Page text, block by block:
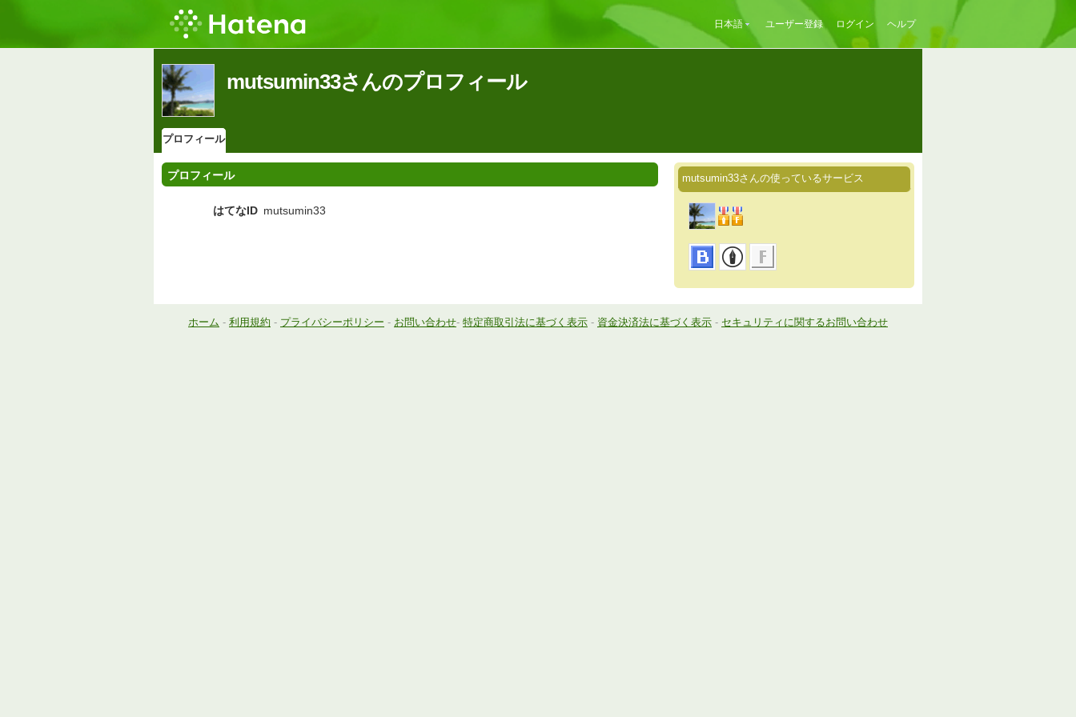
日本語 ユーザー登録 ログイン ヘルプ
mutsumin33さんのプロフィール
プロフィール
プロフィール
はてなID mutsumin33
mutsumin33さんの使っているサービス
ホーム - 利用規約 - プライバシーポリシー - お問い合わせ- 特定商取引法に基づく表示 - 資金決済法に基づく表示 - セキュリティに関するお問い合わせ